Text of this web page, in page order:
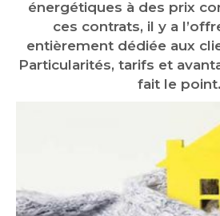
énergétiques à des prix
ces contrats, il y a
entièrement dédiée aux
Particularités, tarifs et
fait le point.